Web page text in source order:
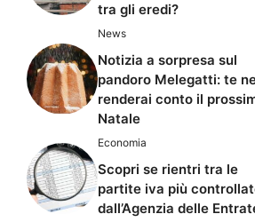
tra gli eredi?
News
Notizia a sorpresa sul
pandoro Melegatti: te
renderai conto il
Natale
Economia
Scopri se rientri tra le
partite iva più
dall’Agenzia delle